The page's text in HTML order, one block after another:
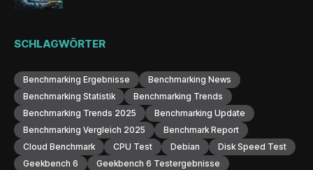
SCHLAGWÖRTER
Benchmarking Ergebnisse
Benchmarking News
Benchmarking Statistik
Benchmarking Trends
Benchmarking Trends 2025
Benchmarking Update
Benchmarking Vergleich 2025
Benchmark Report
Cloud Benchmark
CPU Test Debian
Disk Speed Test
Geekbench 6
Geekbench 6 Testergebnisse